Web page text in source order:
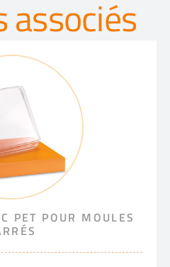
associés
PET POUR MOULES